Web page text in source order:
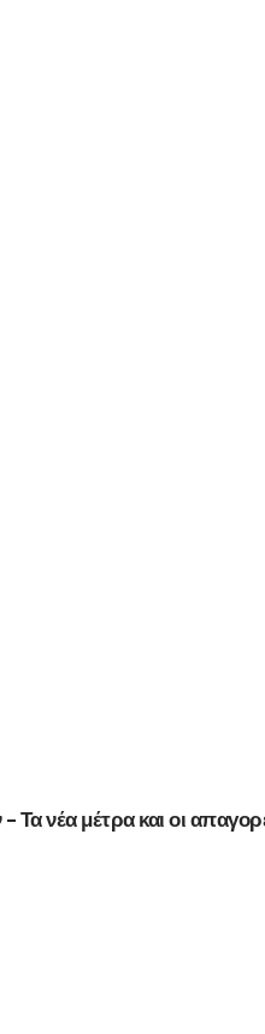
Τα νέα μέτρα και οι